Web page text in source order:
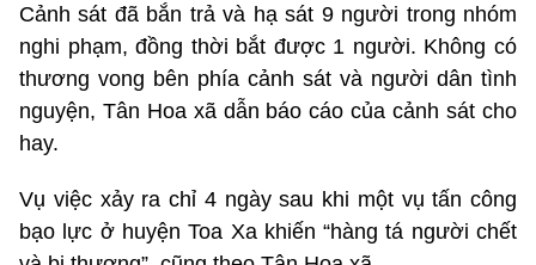
Cảnh sát đã bắn trả và hạ sát 9 người trong nhóm
nghi phạm, đồng thời bắt được 1 người. Không có
thương vong bên phía cảnh sát và người dân tình
nguyện, Tân Hoa xã dẫn báo cáo của cảnh sát cho
hay.
Vụ việc xảy ra chỉ 4 ngày sau khi một vụ tấn công
bạo lực ở huyện Toa Xa khiến “hàng tá người chết